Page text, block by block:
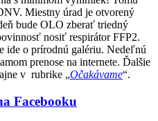
Miestny úrad je otvorený
bude OLO zberať triedný
nosiť respirátor FFP2.
ide o prírodnú galériu. Nedeľnú
prenose na internete. Ďalšie
v rubrike „Očakávame“.
Facebooku